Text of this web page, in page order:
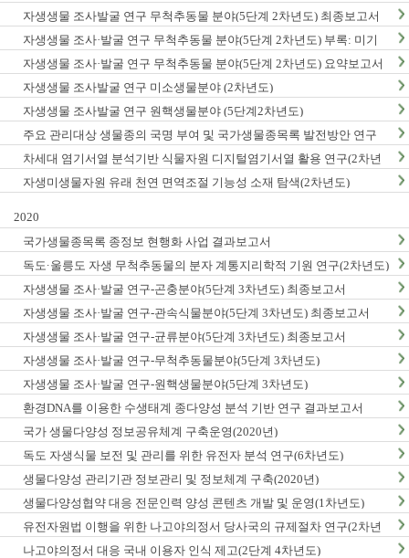
자생생물 조사발굴 연구 무척추동물 분야(5단계 2차년도) 최종보고서
자생생물 조사·발굴 연구 무척추동물 분야(5단계 2차년도) 부록: 미기
록/신종 발굴표
자생생물 조사·발굴 연구 무척추동물 분야(5단계 2차년도) 요약보고서
자생생물 조사발굴 연구 미소생물분야 (2차년도)
자생생물 조사발굴 연구 원핵생물분야 (5단계2차년도)
주요 관리대상 생물종의 국명 부여 및 국가생물종목록 발전방안 연구
차세대 염기서열 분석기반 식물자원 디지털염기서열 활용 연구(2차년
도)
자생미생물자원 유래 천연 면역조절 기능성 소재 탐색(2차년도)
2020
국가생물종목록 종정보 현행화 사업 결과보고서
독도·울릉도 자생 무척추동물의 분자 계통지리학적 기원 연구(2차년도)
자생생물 조사·발굴 연구-곤충분야(5단계 3차년도) 최종보고서
자생생물 조사·발굴 연구-관속식물분야(5단계 3차년도) 최종보고서
자생생물 조사·발굴 연구-균류분야(5단계 3차년도) 최종보고서
자생생물 조사·발굴 연구-무척추동물분야(5단계 3차년도)
자생생물 조사·발굴 연구-원핵생물분야(5단계 3차년도)
환경DNA를 이용한 수생태계 종다양성 분석 기반 연구 결과보고서
국가 생물다양성 정보공유체계 구축운영(2020년)
독도 자생식물 보전 및 관리를 위한 유전자 분석 연구(6차년도)
생물다양성 관리기관 정보관리 및 정보체계 구축(2020년)
생물다양성협약 대응 전문인력 양성 콘텐츠 개발 및 운영(1차년도)
유전자원법 이행을 위한 나고야의정서 당사국의 규제절차 연구(2차년
도)
나고야의정서 대응 국내 이용자 인식 제고(2단계 4차년도)